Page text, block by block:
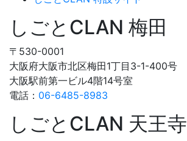
しごとCLAN 梅田
〒530-0001
大阪府大阪市北区梅田1丁目3-1-400号
大阪駅前第一ビル4階14号室
電話： 06-6485-8983
しごとCLAN 天王寺